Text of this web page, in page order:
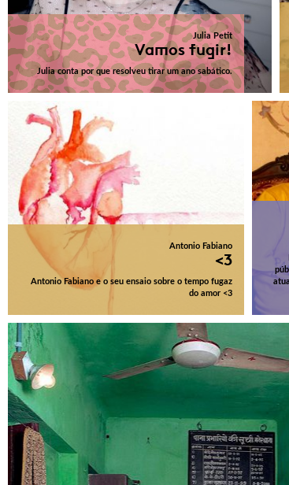
Julia Petit
Vamos fugir!
Julia conta por que resolveu tirar um ano sabático.
Antonio Fabiano
<3
Antonio Fabiano e o seu ensaio sobre o tempo fugaz
do amor <3